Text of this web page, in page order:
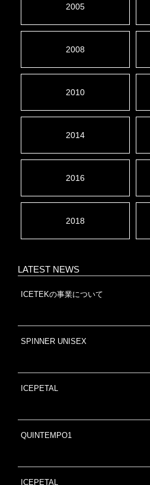
2005
2008
2010
2014
2016
2018
LATEST NEWS
ICETEKの事業について
SPINNER UNISEX
ICEPETAL
QUINTEMPO1
ICEPETAL